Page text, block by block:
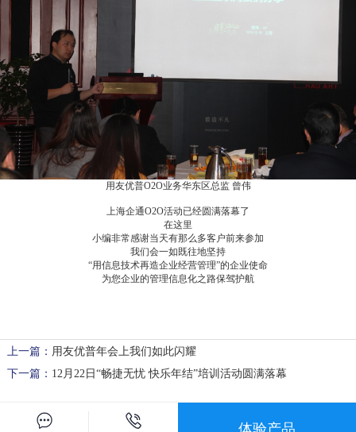
用友优普O2O业务华东区总监 曾伟
上海企通O2O活动已经圆满落幕了
在这里
小编非常感谢当天有那么多客户前来参加
我们会一如既往地坚持
“用信息技术再造企业经营管理”的企业使命
为您企业的管理信息化之路保驾护航
上一篇： 用友优普年会上我们如此闪耀
下一篇： 12月22日“畅捷无忧 快乐年结”培训活动圆满落幕
体验产品